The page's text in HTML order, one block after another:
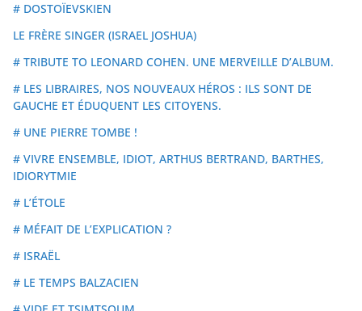
# DOSTOÏEVSKIEN
LE FRÈRE SINGER (ISRAEL JOSHUA)
# TRIBUTE TO LEONARD COHEN. UNE MERVEILLE D’ALBUM.
# LES LIBRAIRES, NOS NOUVEAUX HÉROS : ILS SONT DE
GAUCHE ET ÉDUQUENT LES CITOYENS.
# UNE PIERRE TOMBE !
# VIVRE ENSEMBLE, IDIOT, ARTHUS BERTRAND, BARTHES,
IDIORYTMIE
# L’ÉTOLE
# MÉFAIT DE L’EXPLICATION ?
# ISRAËL
# LE TEMPS BALZACIEN